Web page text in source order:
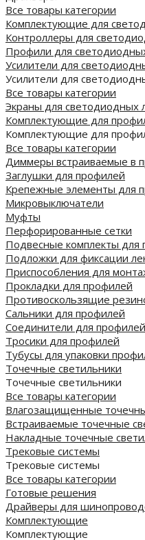
Все товары категории
Комплектующие для
Контроллеры для
Профили для
Усилители для
Усилители для
Все товары категории
Экраны для светодиодных
Комплектующие для
Комплектующие для
Все товары категории
Диммеры встраиваемые в
Заглушки для профилей
Крепежные элементы для
Микровыключатели
Муфты
Перфорированные сетки
Подвесные комплекты для
Подложки для фиксации
Приспособления для
Прокладки для профилей
Противоскользящие
Сальники для профилей
Соединители для профилей
Тросики для профилей
Тубусы для упаковки
Точечные светильники
Точечные светильники
Все товары категории
Влагозащищенные
Встраиваемые точечные
Накладные точечные
Трековые системы
Трековые системы
Все товары категории
Готовые решения
Драйверы для
Комплектующие
Комплектующие